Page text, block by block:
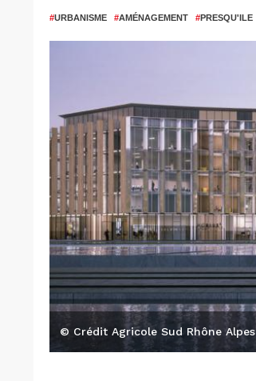
#URBANISME #AMÉNAGEMENT #PRESQU'ILE
© Crédit Agricole Sud Rhône Alpes